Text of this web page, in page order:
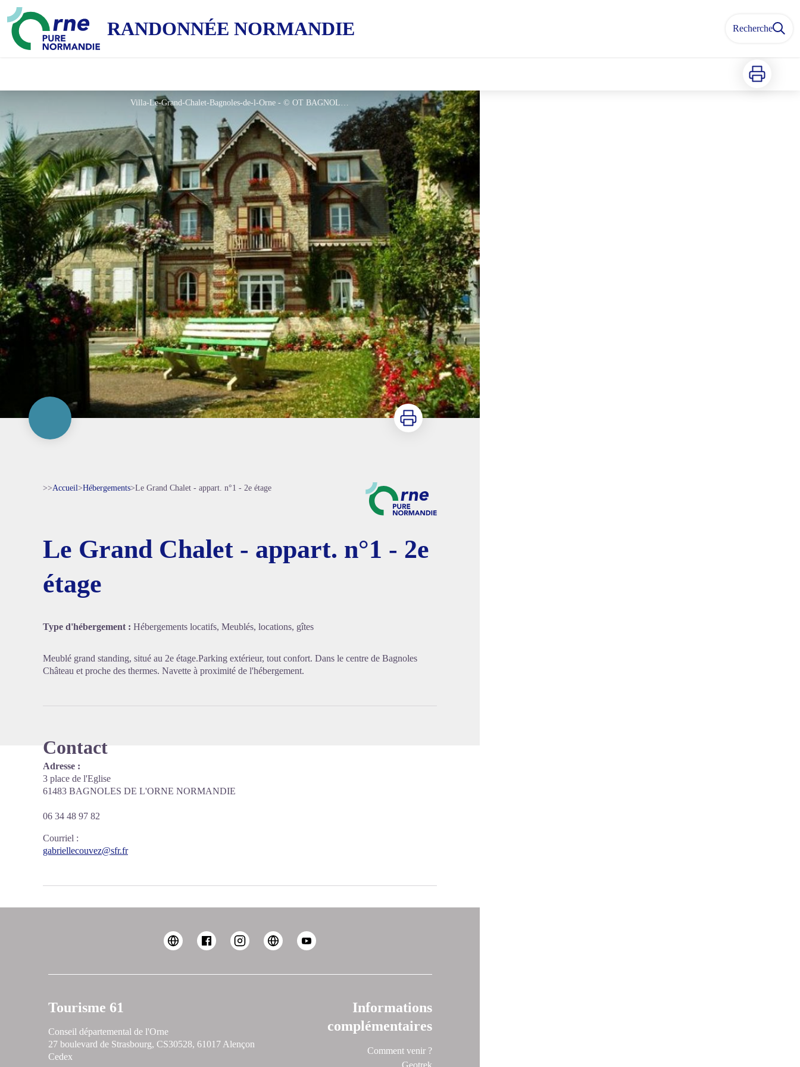
RANDONNÉE NORMANDIE Recherche
Imprimer
Villa-Le-Grand-Chalet-Bagnoles-de-l-Orne - © OT BAGNOLES
Imprimer
>>Accueil>Hébergements>Le Grand Chalet - appart. n°1 - 2e étage
Le Grand Chalet - appart. n°1 - 2e
étage
Type d'hébergement : Hébergements locatifs, Meublés, locations, gîtes
Meublé grand standing, situé au 2e étage.Parking extérieur, tout confort. Dans le centre de Bagnoles
Château et proche des thermes. Navette à proximité de l'hébergement.
Contact
Adresse :
3 place de l'Eglise
61483 BAGNOLES DE L'ORNE NORMANDIE
06 34 48 97 82
Courriel :
gabriellecouvez@sfr.fr
Tourisme 61
Conseil départemental de l'Orne
27 boulevard de Strasbourg, CS30528, 61017 Alençon
Cedex
Informations
complémentaires
Comment venir ?
Geotrek